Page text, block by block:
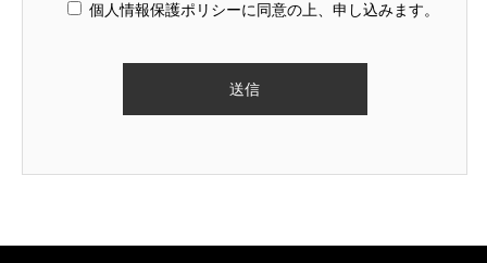
個人情報保護ポリシーに同意の上、申し込みます。